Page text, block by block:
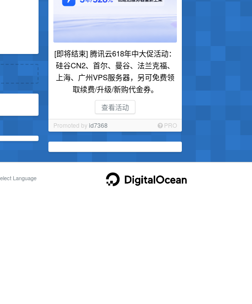
[即将结束] 腾讯云618年中大促活动：
硅谷CN2、首尔、曼谷、法兰克福、
上海、广州VPS服务器，另可免费领
取续费/升级/新购代金券。
查看活动
Promoted byid7368 PRO
Language